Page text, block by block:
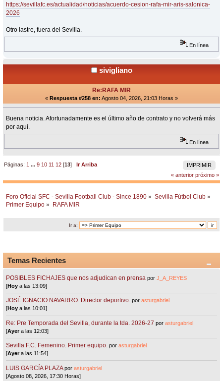
https://sevillafc.es/actualidad/noticias/acuerdo-cesion-rafa-mir-aris-salonica-
2026
Otro lastre, fuera del Sevilla.
En línea
sivigliano
Re:RAFA MIR
« Respuesta #258 en: Agosto 04, 2026, 21:03 Horas »
Buena noticia. Afortunadamente es el último año de contrato y no volverá más
por aquí.
En línea
IMPRIMIR
Páginas: 1 ...9 10 11 12 [13]Ir Arriba
« anterior próximo »
Foro Oficial SFC - Sevilla Football Club - Since 1890 » Sevilla Fútbol Club »
Primer Equipo » RAFA MIR
Ir a:
Temas Recientes
POSIBLES FICHAJES que nos adjudican en prensa porJ_A_REYES
[Hoy a las 13:09]
JOSÉ IGNACIO NAVARRO. Director deportivo. porasturgabriel
[Hoy a las 10:01]
Re: Pre Temporada del Sevilla, durante la tda. 2026-27 porasturgabriel
[Ayera las 12:03]
Sevilla F.C. Femenino. Primer equipo. porasturgabriel
[Ayera las 11:54]
LUIS GARCÍA PLAZA porasturgabriel
[Agosto 08, 2026, 17:30 Horas]